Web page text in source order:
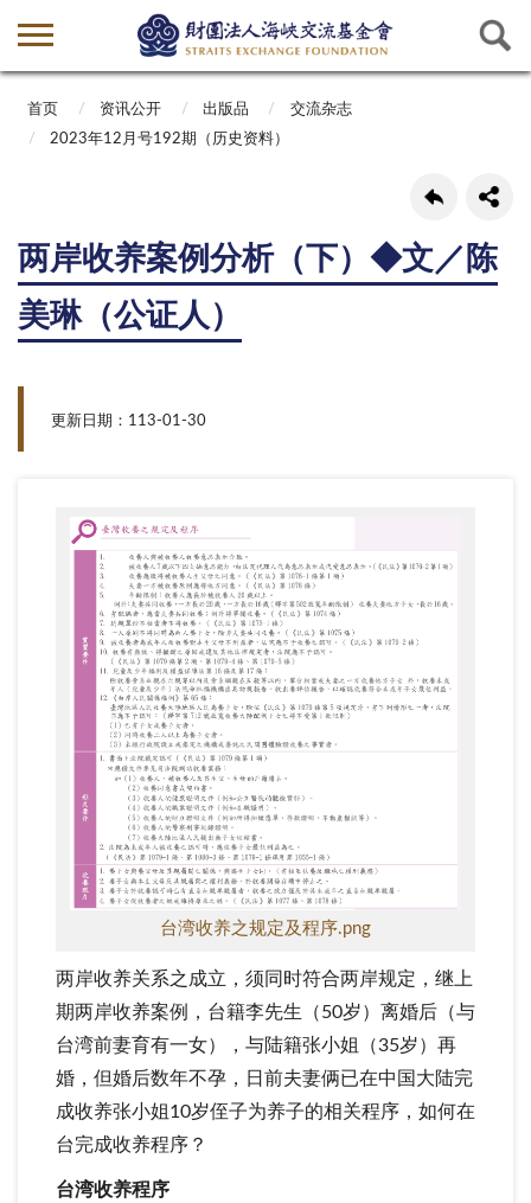
首页 资讯公开 出版品
交流杂志
2023年12月号192期（历史资料）
两岸收养案例分析（下）◆文／陈
美琳（公证人）
更新日期：113-01-30
台湾收养之规定及程序.png
两岸收养关系之成立，须同时符合两岸规定，继上
期两岸收养案例，台籍李先生（50岁）离婚后（与
台湾前妻育有一女），与陆籍张小姐（35岁）再
婚，但婚后数年不孕，日前夫妻俩已在中国大陆完
成收养张小姐10岁侄子为养子的相关程序，如何在
台完成收养程序？
台湾收养程序